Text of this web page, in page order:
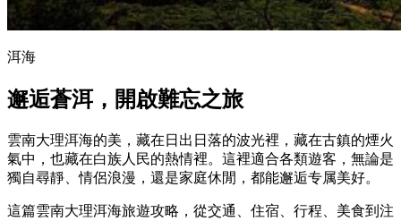
洱海
邂逅蒼洱，開啟難忘之旅
雲南大理洱海的美，藏在日出日落的波光裡，藏在古鎮的煙火
氣中，也藏在白族人民的熱情裡。這裡適合各類遊客，無論是
獨自尋靜、情侶浪漫，還是家庭休閒，都能邂逅专属美好。
這篇雲南大理洱海旅遊攻略，從交通、住宿、行程、美食到注